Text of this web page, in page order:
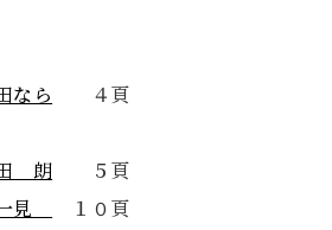
ら
４頁
朗 ５頁
見 １０頁